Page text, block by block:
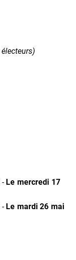
- Le mercredi 17
- Le mardi 26 mai